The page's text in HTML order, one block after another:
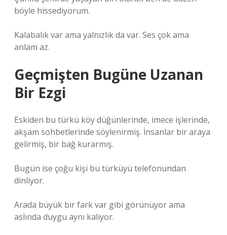
böyle hissediyorum.
Kalabalık var ama yalnızlık da var. Ses çok ama
anlam az.
Geçmişten Bugüne Uzanan
Bir Ezgi
Eskiden bu türkü köy düğünlerinde, imece işlerinde,
akşam sohbetlerinde söylenirmiş. İnsanlar bir araya
gelirmiş, bir bağ kurarmış.
Bugün ise çoğu kişi bu türküyü telefonundan
dinliyor.
Arada büyük bir fark var gibi görünüyor ama
aslında duygu aynı kalıyor.